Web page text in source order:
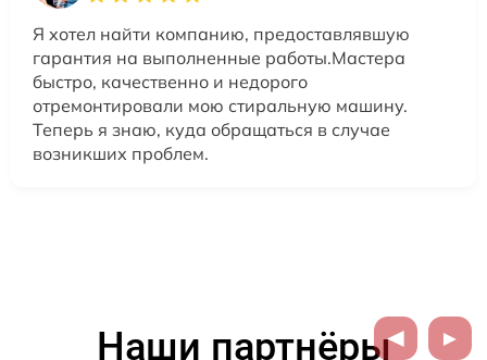
Я хотел найти компанию, предоставлявшую
гарантия на выполненные работы.Мастера
быстро, качественно и недорого
отремонтировали мою стиральную машину.
Теперь я знаю, куда обращаться в случае
возникших проблем.
Наши партнёры